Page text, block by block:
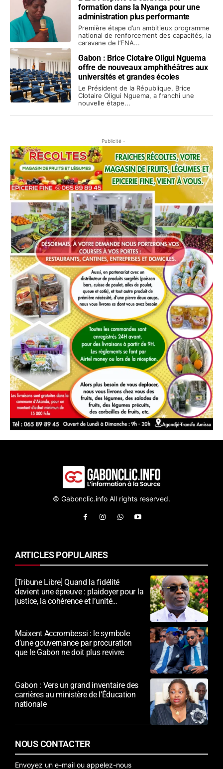
formation dans la Nyanga pour une
administration plus performante
Première étape d’un ambitieux programme
national de renforcement des capacités, la
caravane de l’ENA...
Gabon : Brice Clotaire Oligui Nguema
offre de nouveaux amphithéâtres aux
universités et grandes écoles
Le Président de la République, Brice
Clotaire Oligui Nguema, a franchi une
nouvelle étape...
- Publicité -
© Gabonclic.info All rights reserved.
ARTICLES POPULAIRES
[Tribune Libre] Quand la fidélité
devient une épreuve : plaidoyer pour la
justice, la cohérence et l’unité
Maixent Accrombessi : le symbole
d’une gouvernance par procuration
que le Gabon ne doit plus revivre
Gabon : Vers un grand inventaire des
carrières au ministère de l’Éducation
nationale
NOUS CONTACTER
Envoyez un e-mail ou appelez-nous